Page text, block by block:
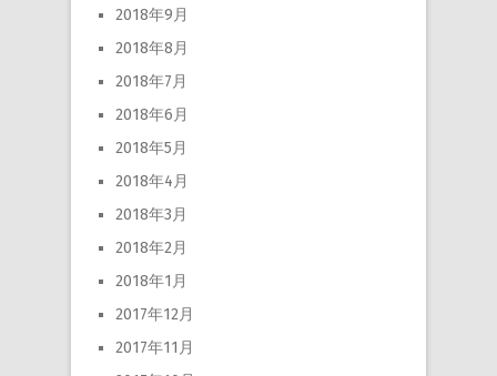
2018年9月
2018年8月
2018年7月
2018年6月
2018年5月
2018年4月
2018年3月
2018年2月
2018年1月
2017年12月
2017年11月